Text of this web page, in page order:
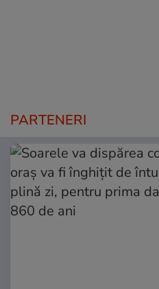
PARTENERI